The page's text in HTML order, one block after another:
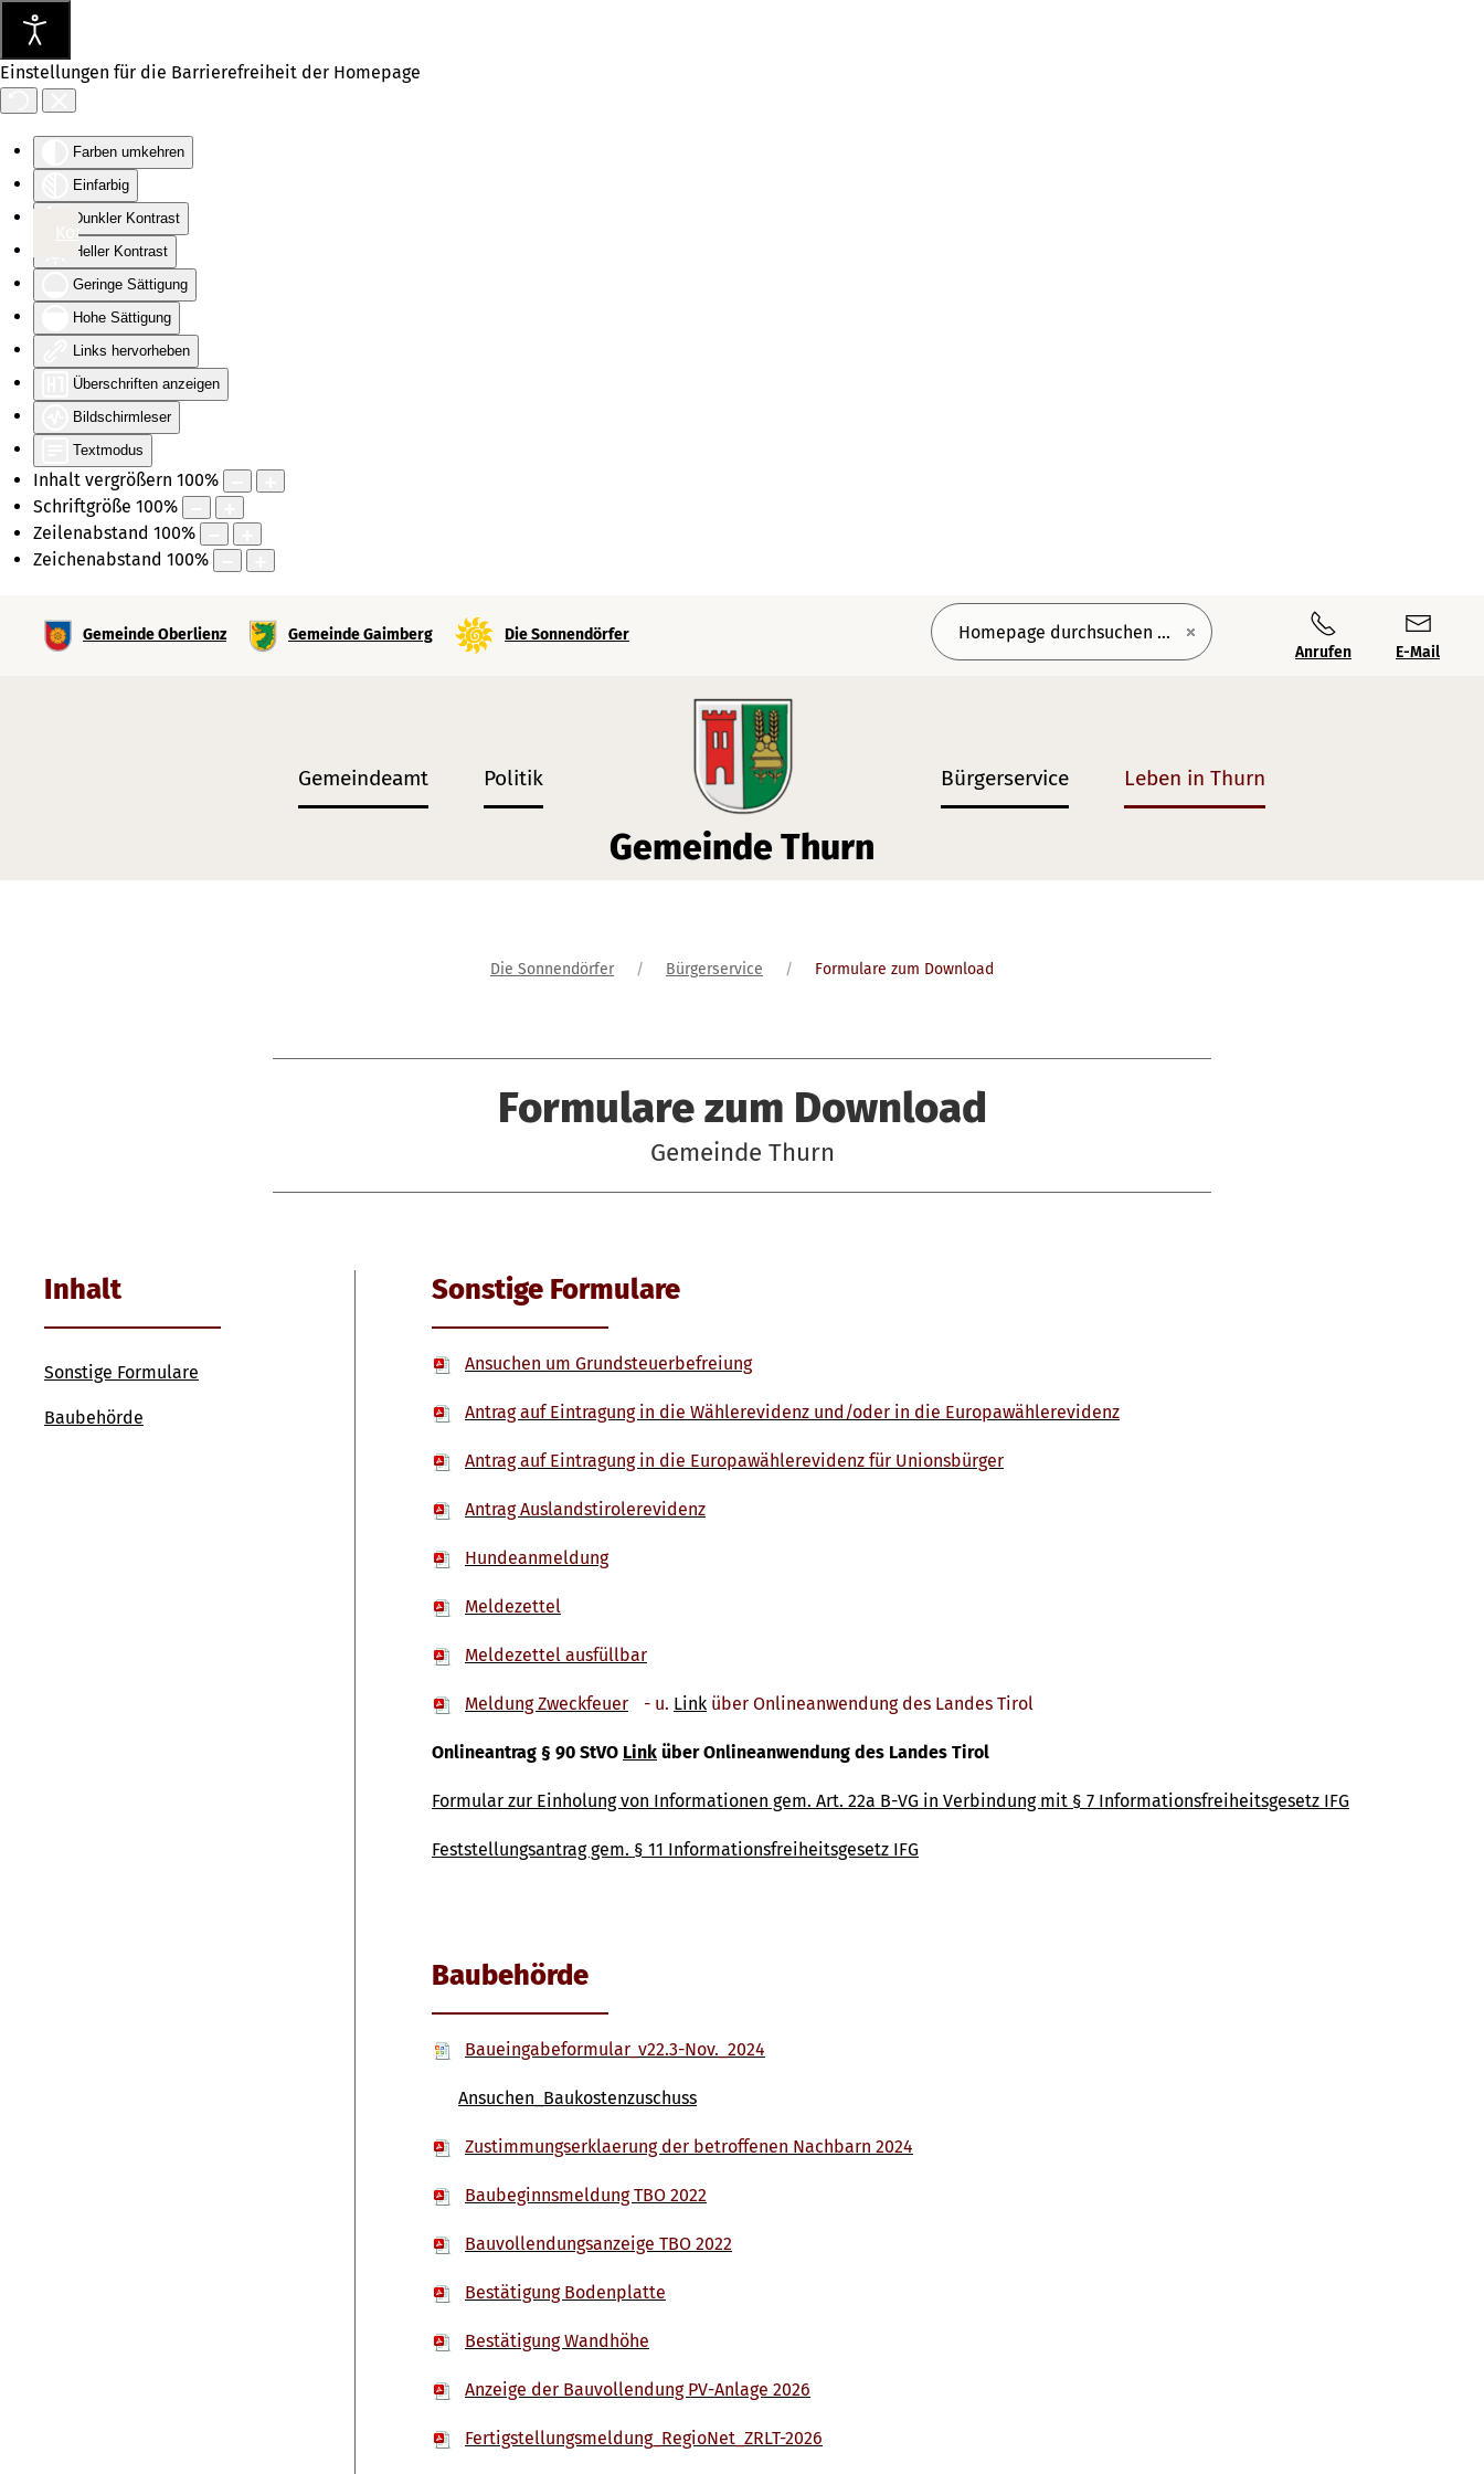
Einstellungen für die Barrierefreiheit der Homepage
Farben umkehren
Einfarbig
Dunkler Kontrast
Heller Kontrast
Geringe Sättigung
Hohe Sättigung
Links hervorheben
Überschriften anzeigen
Bildschirmleser
Textmodus
Inhalt vergrößern 100%
Schriftgröße 100%
Zeilenabstand 100%
Zeichenabstand 100%
Skiplinks
Springe direkt zu:
Hauptinhalt
Hauptmenü
Kontakt
Gemeinde Oberlienz Gemeinde Gaimberg
Die Sonnendörfer
Anrufen
E-Mail
Gemeindeamt Politik
Gemeinde Thurn
Bürgerservice Leben in Thurn
Die Sonnendörfer Bürgerservice Formulare zum Download
Formulare zum Download
Gemeinde Thurn
Inhalt
Sonstige Formulare
Baubehörde
Sonstige Formulare
Ansuchen um Grundsteuerbefreiung
Antrag auf Eintragung in die Wählerevidenz und/oder in die Europawählerevidenz
Antrag auf Eintragung in die Europawählerevidenz für Unionsbürger
Antrag Auslandstirolerevidenz
Hundeanmeldung
Meldezettel
Meldezettel ausfüllbar
Meldung Zweckfeuer - u. Link über Onlineanwendung des Landes Tirol
Onlineantrag § 90 StVO Link über Onlineanwendung des Landes Tirol
Formular zur Einholung von Informationen gem. Art. 22a B-VG in Verbindung mit § 7 Informationsfreiheitsgesetz IFG
Feststellungsantrag gem. § 11 Informationsfreiheitsgesetz IFG
Baubehörde
Baueingabeformular_v22.3-Nov._2024
Ansuchen_Baukostenzuschuss
Zustimmungserklaerung der betroffenen Nachbarn 2024
Baubeginnsmeldung TBO 2022
Bauvollendungsanzeige TBO 2022
Bestätigung Bodenplatte
Bestätigung Wandhöhe
Anzeige der Bauvollendung PV-Anlage 2026
Fertigstellungsmeldung_RegioNet_ZRLT-2026